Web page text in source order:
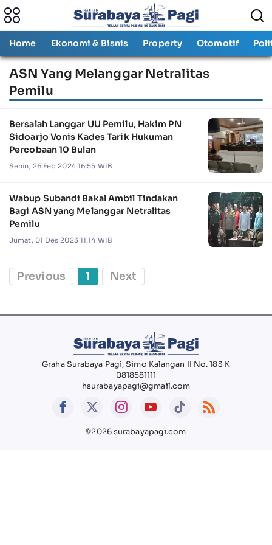
Home Ekonomi & Bisnis Property Otomotif
ASN Yang Melanggar Netralitas
Pemilu
Bersalah Langgar UU Pemilu, Hakim PN
Sidoarjo Vonis Kades Tarik Hukuman
Percobaan 10 Bulan
Senin, 26 Feb 2024 16:55 WIB
Wabup Subandi Bakal Ambil Tindakan
Bagi ASN yang Melanggar Netralitas
Pemilu
Jumat, 01 Des 2023 11:14 WIB
Previous 1 Next
Graha Surabaya Pagi, Simo Kalangan II No. 183 K
0818581111
hsurabayapagi@gmail.com
©2026 surabayapagi.com